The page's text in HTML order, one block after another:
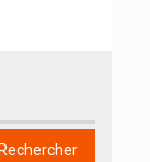
Rechercher